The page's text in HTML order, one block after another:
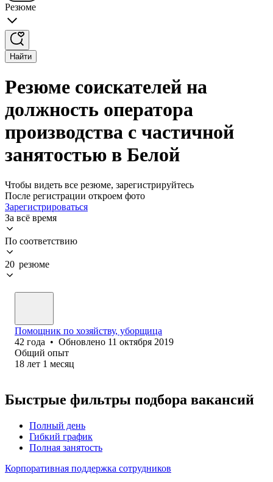
Резюме
Найти
Резюме соискателей на
должность оператора
производства с частичной
занятостью в Белой
Чтобы видеть все резюме, зарегистрируйтесь
После регистрации откроем фото
Зарегистрироваться
За всё время
По соответствию
20 резюме
Помощник по хозяйству, уборщица
42 года • Обновлено 11 октября 2019
Общий опыт
18 лет 1 месяц
Быстрые фильтры подбора вакансий
Полный день
Гибкий график
Полная занятость
Корпоративная поддержка сотрудников